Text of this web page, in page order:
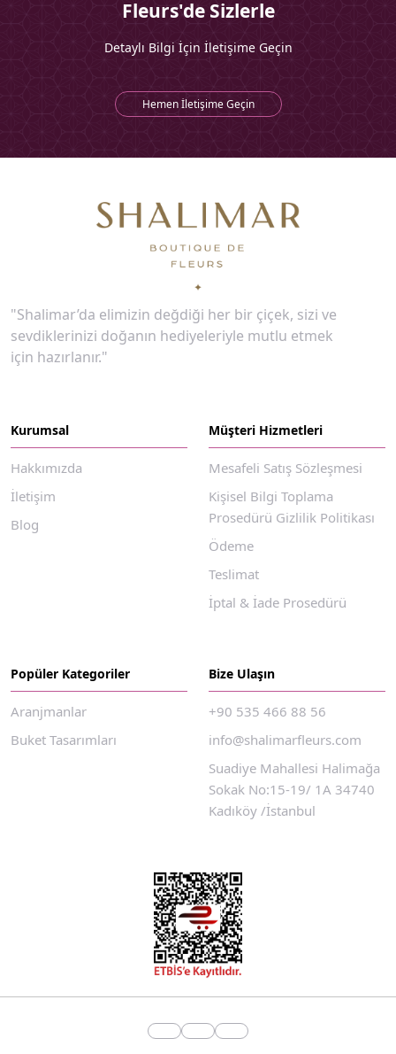
Fleurs'de Sizlerle
Detaylı Bilgi İçin İletişime Geçin
Hemen İletişime Geçin
"Shalimar’da elimizin değdiği her bir çiçek, sizi ve
sevdiklerinizi doğanın hediyeleriyle mutlu etmek
için hazırlanır."
Kurumsal
Hakkımızda
İletişim
Blog
Müşteri Hizmetleri
Mesafeli Satış Sözleşmesi
Kişisel Bilgi Toplama
Prosedürü Gizlilik Politikası
Ödeme
Teslimat
İptal & İade Prosedürü
Popüler Kategoriler
Aranjmanlar
Buket Tasarımları
Bize Ulaşın
+90 535 466 88 56
info@shalimarfleurs.com
Suadiye Mahallesi Halimağa
Sokak No:15-19/ 1A 34740
Kadıköy /İstanbul